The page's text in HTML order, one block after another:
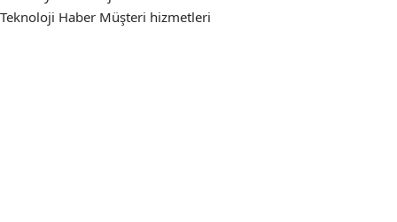
Teknoloji Haber Müşteri hizmetleri